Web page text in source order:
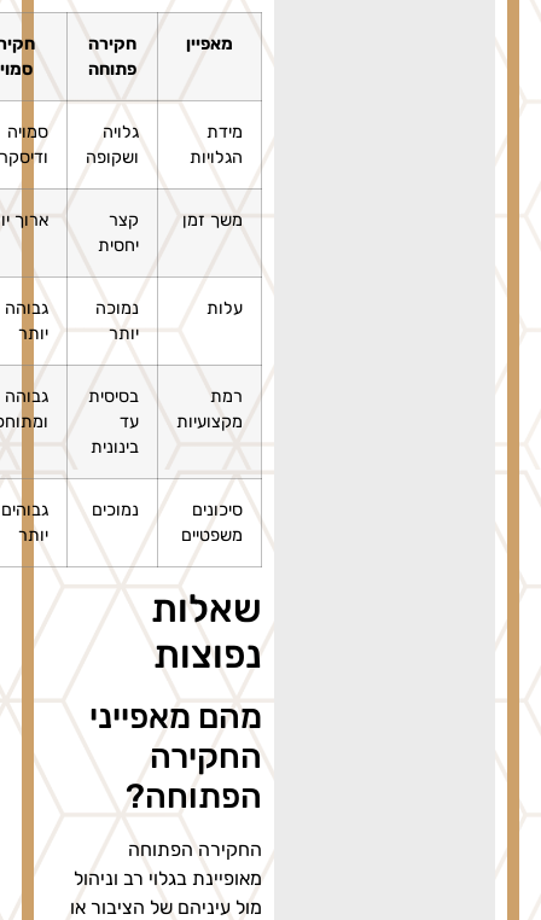
חקירה
פתוחה
חקירה
הגלויות
ושקופה
ודיסקרטית
משך זמן
קצר
ארוך יותר
מקצועיות
בסיסית
עד
בינונית
גבוהה
ומתוחכמת
סיכונים
משפטיים
נמוכים
גבוהים
יותר
שאלות
נפוצות
מהם מאפייני
החקירה
הפתוחה?
החקירה הפתוחה
מאופיינת בגלוי רב וניהול
מול עיניהם של הציבור או